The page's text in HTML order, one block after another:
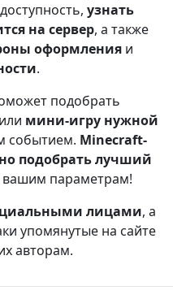
узнать
на сервер, а также
оформления и
.
подобрать
или мини-игру нужной
событием. Minecraft-
подобрать лучший
вашим параметрам!
лицами, а
упомянутые на сайте
авторам.